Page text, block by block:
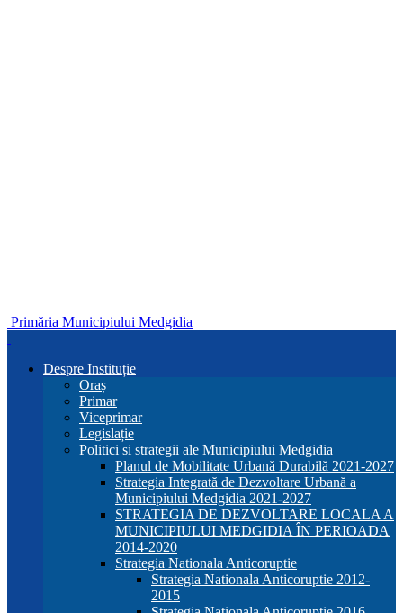
Primăria Municipiului Medgidia
Despre Instituție
Oraș
Primar
Viceprimar
Legislație
Politici si strategii ale Municipiului Medgidia
Planul de Mobilitate Urbană Durabilă 2021-2027
Strategia Integrată de Dezvoltare Urbană a
Municipiului Medgidia 2021-2027
STRATEGIA DE DEZVOLTARE LOCALA A
MUNICIPIULUI MEDGIDIA ÎN PERIOADA
2014-2020
Strategia Nationala Anticoruptie
Strategia Nationala Anticoruptie 2012-
2015